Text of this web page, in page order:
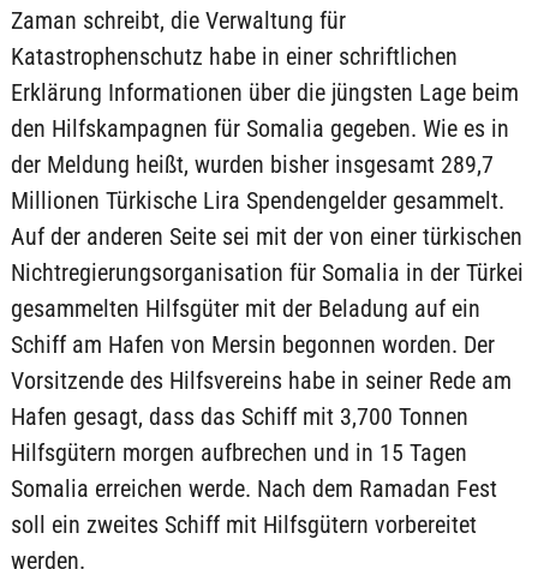
Zaman schreibt, die Verwaltung für
Katastrophenschutz habe in einer schriftlichen
Erklärung Informationen über die jüngsten Lage beim
den Hilfskampagnen für Somalia gegeben. Wie es in
der Meldung heißt, wurden bisher insgesamt 289,7
Millionen Türkische Lira Spendengelder gesammelt.
Auf der anderen Seite sei mit der von einer türkischen
Nichtregierungsorganisation für Somalia in der Türkei
gesammelten Hilfsgüter mit der Beladung auf ein
Schiff am Hafen von Mersin begonnen worden. Der
Vorsitzende des Hilfsvereins habe in seiner Rede am
Hafen gesagt, dass das Schiff mit 3,700 Tonnen
Hilfsgütern morgen aufbrechen und in 15 Tagen
Somalia erreichen werde. Nach dem Ramadan Fest
soll ein zweites Schiff mit Hilfsgütern vorbereitet
werden.